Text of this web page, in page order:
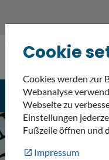
Menü
Cookie
Cookies werden zur
Webanalyse
Webseite zu
Einstellungen
Fußzeile öffnen und
Impressum